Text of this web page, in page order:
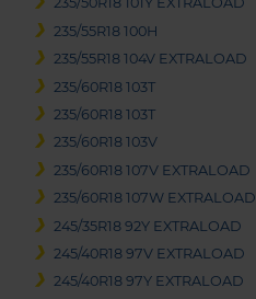
235/55R18 100H
235/55R18 104V EXTRALOAD
235/60R18 103T
235/60R18 103T
235/60R18 103V
235/60R18 107V EXTRALOAD
235/60R18 107W EXTRALOAD
245/35R18 92Y EXTRALOAD
245/40R18 97V EXTRALOAD
245/40R18 97Y EXTRALOAD